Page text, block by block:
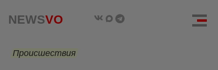
NEWSVO
Происшествия